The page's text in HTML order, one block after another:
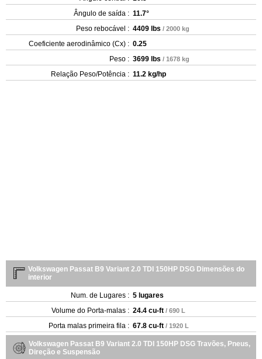
Ângulo de saída : 11.7°
Peso rebocável : 4409 lbs / 2000 kg
Coeficiente aerodinâmico (Cx) : 0.25
Peso : 3699 lbs / 1678 kg
Relação Peso/Potência : 11.2 kg/hp
Volkswagen Passat B9 Variant 2.0 TDI 150HP DSG Dimensões do
interior
Num. de Lugares : 5 lugares
Volume do Porta-malas : 24.4 cu-ft / 690 L
Porta malas primeira fila : 67.8 cu-ft / 1920 L
Volkswagen Passat B9 Variant 2.0 TDI 150HP DSG Travões, Pneus,
Direção e Suspensão